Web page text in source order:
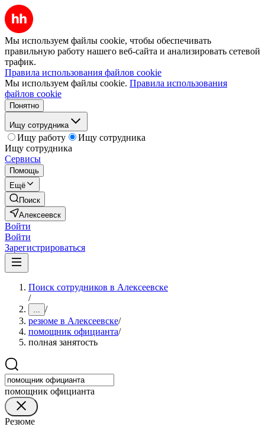
Мы используем файлы cookie, чтобы обеспечивать
правильную работу нашего веб-сайта и анализировать сетевой
трафик.
Правила использования файлов cookie
Мы используем файлы cookie. Правила использования
файлов cookie
Понятно
Ищу сотрудника
Ищу работу
Ищу сотрудника
Ищу сотрудника
Сервисы
Помощь
Ещё
Поиск
Алексеевск
Войти
Войти
Зарегистрироваться
Поиск сотрудников в Алексеевске
/
... /
резюме в Алексеевске/
помощник официанта/
полная занятость
помощник официанта
Резюме